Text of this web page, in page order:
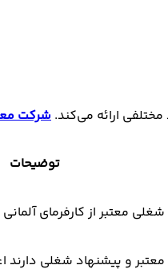
ارائه می‌کند.شرکت
توضیحات
معتبر از کارفرمای
و پیشنهاد شغلی دارند